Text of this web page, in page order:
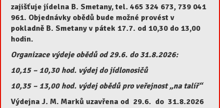
zajišťuje jídelna B. Smetany, tel. 465 324 673, 739 041
961. Objednávky obědů bude možné provést v
pokladně B. Smetany v pátek 17.7. od 10,30 do 13,00
hodin.
Organizace výdeje obědů od 29.6. do 31.8.2026:
10,15 – 10,30 hod. výdej do jídlonosičů
10,35 – 13,00 hod. výdej obědů pro veřejnost „na talíř“
Výdejna J. M. Marků uzavřena od 29.6. do 31.8.2026
Otevírací doba jídelny
pondělí – pátek 10.30 – 13.45
Informace